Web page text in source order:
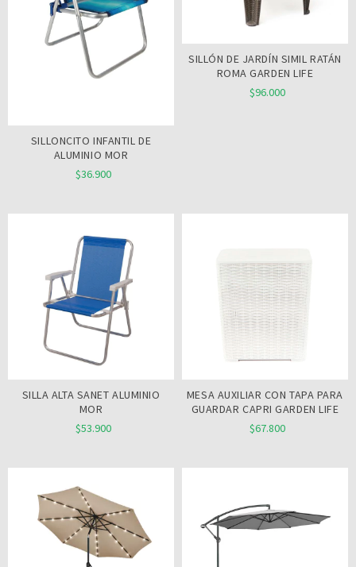
SILLONCITO INFANTIL DE
ALUMINIO MOR
$36.900
SILLÓN DE JARDÍN SIMIL RATÁN
ROMA GARDEN LIFE
$96.000
SILLA ALTA SANET ALUMINIO
MOR
$53.900
MESA AUXILIAR CON TAPA PARA
GUARDAR CAPRI GARDEN LIFE
$67.800